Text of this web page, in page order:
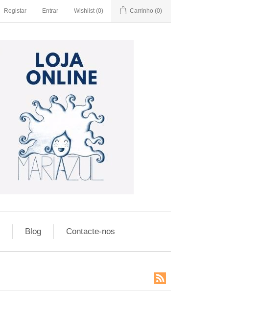
Registar Entrar Wishlist (0) Carrinho (0)
Blog Contacte-nos